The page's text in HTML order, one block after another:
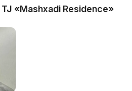
TJ «Mashxadi Residence»